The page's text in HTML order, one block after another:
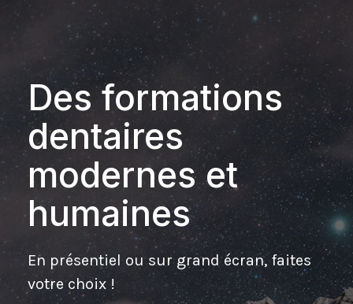
Des formations
dentaires
modernes et
humaines
En présentiel ou sur grand écran, faites
votre choix !